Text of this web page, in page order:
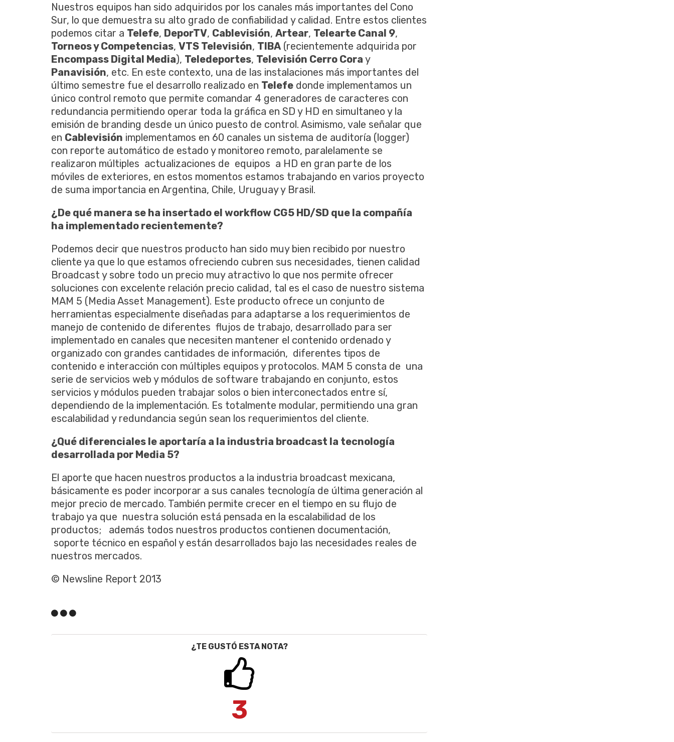
Nuestros equipos han sido adquiridos por los canales más importantes del Cono
Sur, lo que demuestra su alto grado de confiabilidad y calidad. Entre estos clientes
podemos citar a Telefe, DeporTV, Cablevisión, Artear, Telearte Canal 9,
Torneos y Competencias, VTS Televisión, TIBA (recientemente adquirida por
Encompass Digital Media), Teledeportes, Televisión Cerro Cora y
Panavisión, etc. En este contexto, una de las instalaciones más importantes del
último semestre fue el desarrollo realizado en Telefe donde implementamos un
único control remoto que permite comandar 4 generadores de caracteres con
redundancia permitiendo operar toda la gráfica en SD y HD en simultaneo y la
emisión de branding desde un único puesto de control. Asimismo, vale señalar que
en Cablevisión implementamos en 60 canales un sistema de auditoría (logger)
con reporte automático de estado y monitoreo remoto, paralelamente se
realizaron múltiples actualizaciones de equipos a HD en gran parte de los
móviles de exteriores, en estos momentos estamos trabajando en varios proyecto
de suma importancia en Argentina, Chile, Uruguay y Brasil.
¿De qué manera se ha insertado el workflow CG5 HD/SD que la compañía
ha implementado recientemente?
Podemos decir que nuestros producto han sido muy bien recibido por nuestro
cliente ya que lo que estamos ofreciendo cubren sus necesidades, tienen calidad
Broadcast y sobre todo un precio muy atractivo lo que nos permite ofrecer
soluciones con excelente relación precio calidad, tal es el caso de nuestro sistema
MAM 5 (Media Asset Management). Este producto ofrece un conjunto de
herramientas especialmente diseñadas para adaptarse a los requerimientos de
manejo de contenido de diferentes flujos de trabajo, desarrollado para ser
implementado en canales que necesiten mantener el contenido ordenado y
organizado con grandes cantidades de información, diferentes tipos de
contenido e interacción con múltiples equipos y protocolos. MAM 5 consta de una
serie de servicios web y módulos de software trabajando en conjunto, estos
servicios y módulos pueden trabajar solos o bien interconectados entre sí,
dependiendo de la implementación. Es totalmente modular, permitiendo una gran
escalabilidad y redundancia según sean los requerimientos del cliente.
¿Qué diferenciales le aportaría a la industria broadcast la tecnología
desarrollada por Media 5?
El aporte que hacen nuestros productos a la industria broadcast mexicana,
básicamente es poder incorporar a sus canales tecnología de última generación al
mejor precio de mercado. También permite crecer en el tiempo en su flujo de
trabajo ya que nuestra solución está pensada en la escalabilidad de los
productos; además todos nuestros productos contienen documentación,
soporte técnico en español y están desarrollados bajo las necesidades reales de
nuestros mercados.
© Newsline Report 2013
¿TE GUSTÓ ESTA NOTA?
3